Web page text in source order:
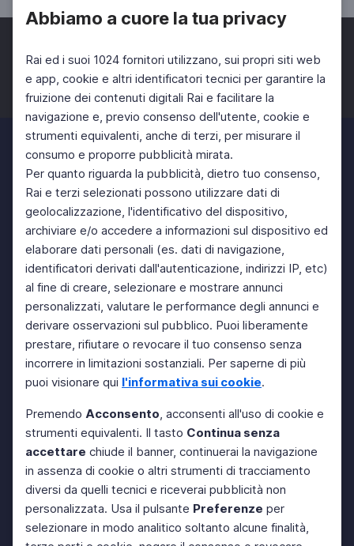
Abbiamo a cuore la tua privacy
Rai ed i suoi 1024 fornitori utilizzano, sui propri siti web
e app, cookie e altri identificatori tecnici per garantire la
fruizione dei contenuti digitali Rai e facilitare la
navigazione e, previo consenso dell'utente, cookie e
strumenti equivalenti, anche di terzi, per misurare il
consumo e proporre pubblicità mirata.
Per quanto riguarda la pubblicità, dietro tuo consenso,
Rai e terzi selezionati possono utilizzare dati di
geolocalizzazione, l'identificativo del dispositivo,
archiviare e/o accedere a informazioni sul dispositivo ed
elaborare dati personali (es. dati di navigazione,
identificatori derivati dall'autenticazione, indirizzi IP, etc)
al fine di creare, selezionare e mostrare annunci
personalizzati, valutare le performance degli annunci e
derivare osservazioni sul pubblico. Puoi liberamente
prestare, rifiutare o revocare il tuo consenso senza
incorrere in limitazioni sostanziali. Per saperne di più
puoi visionare qui l'informativa sui cookie.
Premendo Acconsento, acconsenti all'uso di cookie e
strumenti equivalenti. Il tasto Continua senza
accettare chiude il banner, continuerai la navigazione
in assenza di cookie o altri strumenti di tracciamento
diversi da quelli tecnici e riceverai pubblicità non
personalizzata. Usa il pulsante Preferenze per
selezionare in modo analitico soltanto alcune finalità,
Facebook Twitter Instagram